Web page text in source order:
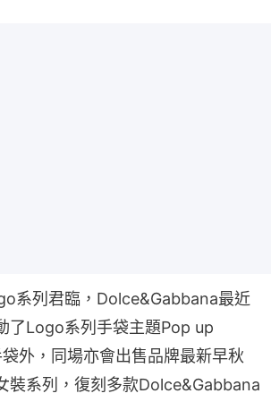
系列君臨，Dolce&Gabbana最近
了Logo系列手袋主題Pop up
外，同場亦會出售品牌最新早秋
裝系列，復刻多款Dolce&Gabbana